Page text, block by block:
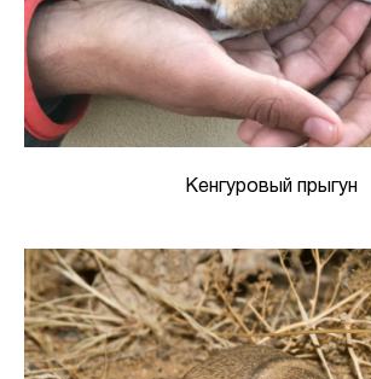
Кенгуровый прыгун